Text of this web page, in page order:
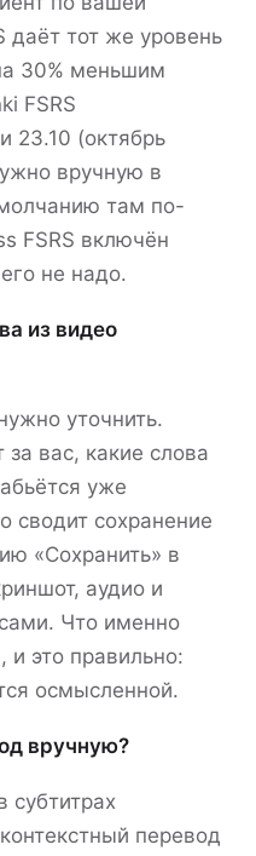
даёт тот же уровень
30% меньшим
FSRS
23.10 (октябрь
вручную в
там по-
FSRS включён
не надо.
из видео
уточнить.
вас, какие слова
уже
сводит сохранение
«Сохранить» в
аудио и
Что именно
это правильно:
осмысленной.
вручную?
субтитрах
перевод